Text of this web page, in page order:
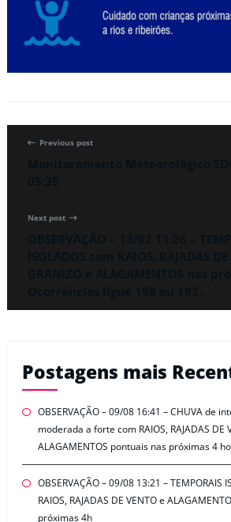
Previous post
Next post
Postagens mais
OBSERVAÇÃO – 09/08 16:41 – CHUVA de
moderada a forte com RAIOS, RAJADAS DE
ALAGAMENTOS pontuais nas próximas 4
OBSERVAÇÃO – 09/08 13:21 – TEMPORAIS
RAIOS, RAJADAS DE VENTO e
próximas 4h